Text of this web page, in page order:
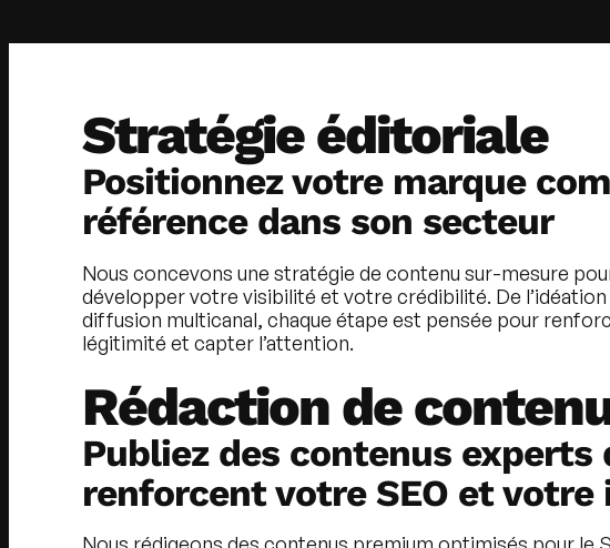
Stratégie éditoriale
Positionnez votre marque
référence dans son secteur
Nous concevons une stratégie de contenu sur-mesure
développer votre visibilité et votre crédibilité. De l’idéation
diffusion multicanal, chaque étape est pensée pour
légitimité et capter l’attention.
Rédaction de
Publiez des contenus experts
renforcent votre SEO et votre